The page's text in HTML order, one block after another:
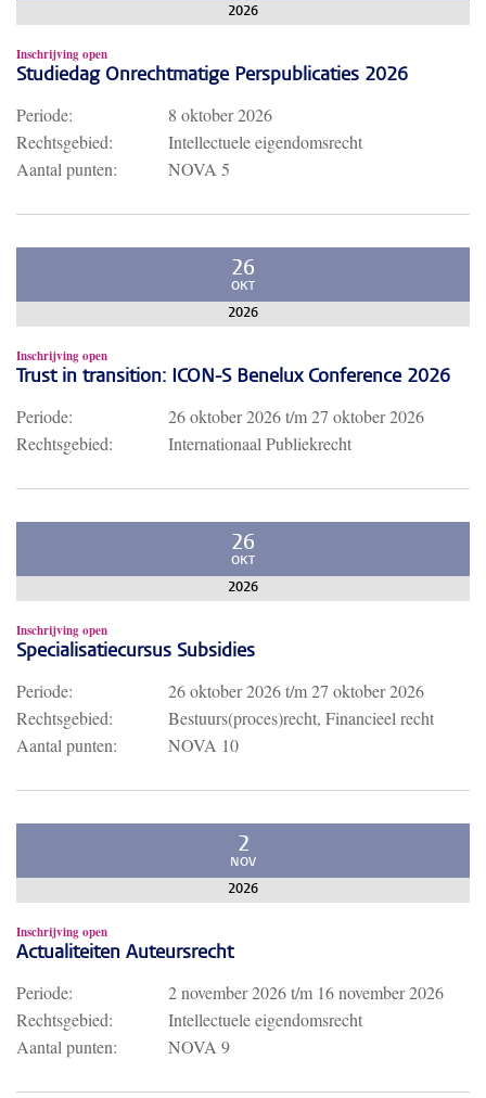
2026
Inschrijving open
Studiedag Onrechtmatige Perspublicaties 2026
Periode:
8 oktober 2026
Rechtsgebied:
Intellectuele eigendomsrecht
Aantal punten:
NOVA 5
26
OKT
2026
Inschrijving open
Trust in transition: ICON-S Benelux Conference 2026
Periode: 26 oktober 2026t/m27 oktober 2026
Rechtsgebied:
Internationaal Publiekrecht
26
OKT
2026
Inschrijving open
Specialisatiecursus Subsidies
Periode: 26 oktober 2026t/m27 oktober 2026
Rechtsgebied:
Bestuurs(proces)recht, Financieel recht
Aantal punten:
NOVA 10
2
NOV
2026
Inschrijving open
Actualiteiten Auteursrecht
Periode: 2 november 2026t/m 16 november 2026
Rechtsgebied:
Intellectuele eigendomsrecht
Aantal punten:
NOVA 9